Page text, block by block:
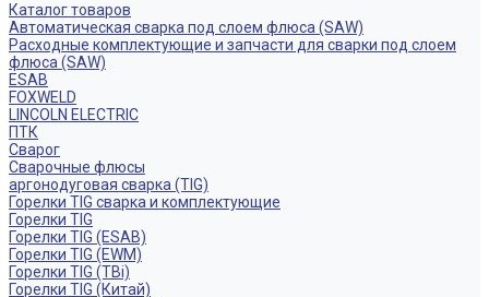
Каталог товаров
Автоматическая сварка под слоем флюса (SAW)
Расходные комплектующие и запчасти для сварки под слоем
флюса (SAW)
ESAB
FOXWELD
LINCOLN ELECTRIC
ПТК
Сварог
Сварочные флюсы
аргонодуговая сварка (TIG)
Горелки TIG сварка и комплектующие
Горелки TIG
Горелки TIG (ESAB)
Горелки TIG (EWM)
Горелки TIG (TBi)
Горелки TIG (Китай)